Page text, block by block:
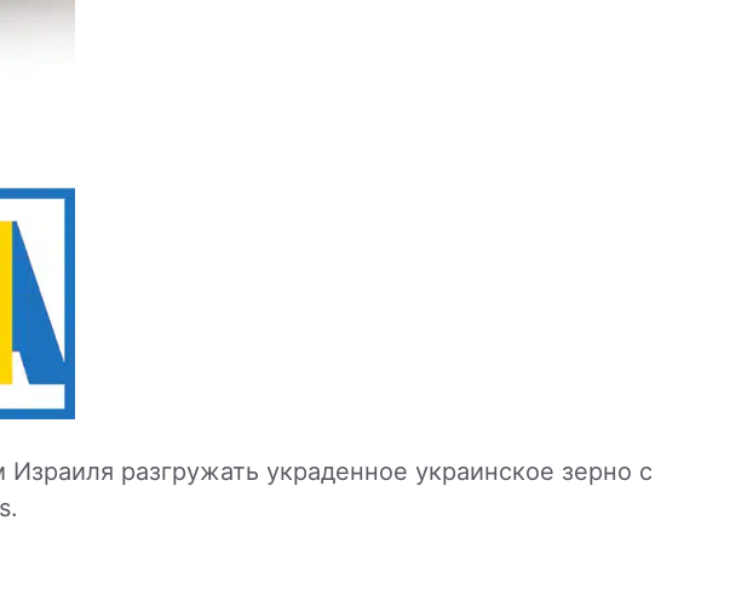
разгружать украденное украинское зерно с